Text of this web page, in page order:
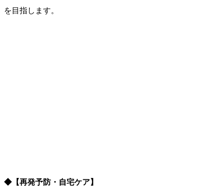
を目指します。
◆ 【再発予防・自宅ケア】